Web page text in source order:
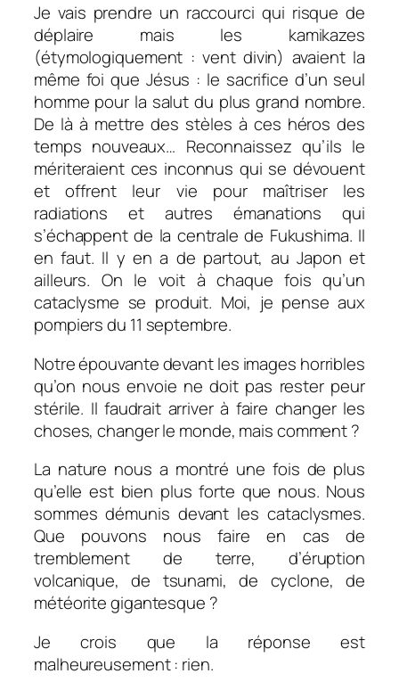
Je vais prendre un raccourci qui risque de
déplaire mais les kamikazes
(étymologiquement : vent divin) avaient la
même foi que Jésus : le sacrifice d’un seul
homme pour la salut du plus grand nombre.
De là à mettre des stèles à ces héros des
temps nouveaux… Reconnaissez qu’ils le
mériteraient ces inconnus qui se dévouent
et offrent leur vie pour maîtriser les
radiations et autres émanations qui
s’échappent de la centrale de Fukushima. Il
en faut. Il y en a de partout, au Japon et
ailleurs. On le voit à chaque fois qu’un
cataclysme se produit. Moi, je pense aux
pompiers du 11 septembre.
Notre épouvante devant les images horribles
qu’on nous envoie ne doit pas rester peur
stérile. Il faudrait arriver à faire changer les
choses, changer le monde, mais comment ?
La nature nous a montré une fois de plus
qu’elle est bien plus forte que nous. Nous
sommes démunis devant les cataclysmes.
Que pouvons nous faire en cas de
tremblement de terre, d’éruption
volcanique, de tsunami, de cyclone, de
météorite gigantesque ?
Je crois que la réponse est
malheureusement : rien.